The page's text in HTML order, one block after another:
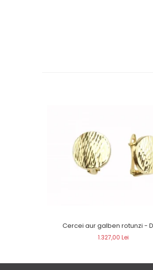
1.327,00 Lei